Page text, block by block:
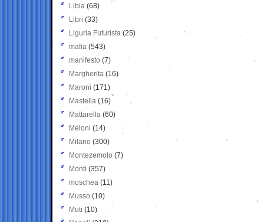
Libia (68)
Libri (33)
Liguria Futurista (25)
mafia (543)
manifesto (7)
Margherita (16)
Maroni (171)
Mastella (16)
Mattarella (60)
Meloni (14)
Milano (300)
Montezemolo (7)
Monti (357)
moschea (11)
Musso (10)
Muti (10)